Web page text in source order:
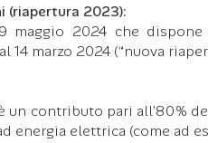
(riapertura 2023):
2024 che dispone
14 marzo 2024 (“nuova
contributo pari all’80%
energia elettrica (come ad